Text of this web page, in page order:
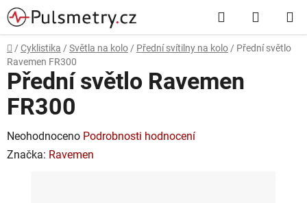
Přejít
na
obsah
Hledat
KOŠÍK
Domů
/ Cyklistika / Světla na kolo / Přední svítilny na kolo / Přední světlo
Ravemen FR300
Přední světlo Ravemen
FR300
Průměrné
hodnocení
Neohodnoceno Podrobnosti hodnocení
Značka: Ravemen